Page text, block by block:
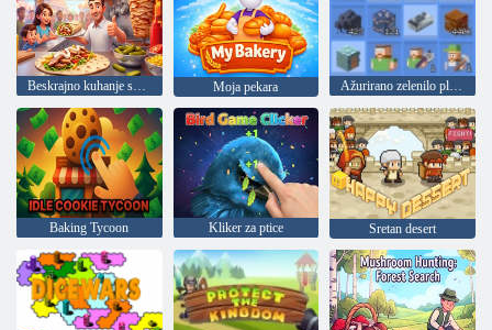
Beskrajno kuhanje shawarme Moja pekara Ažurirano zelenilo plovila
Baking Tycoon Kliker za ptice Sretan desert